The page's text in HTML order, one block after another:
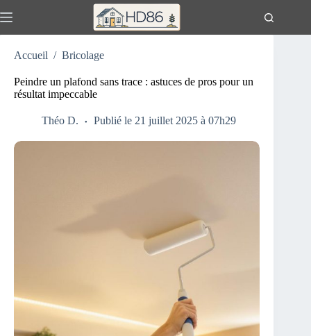
au
Accueil / Bricolage
Peindre un plafond sans trace : astuces de pros pour un
résultat impeccable
Théo D. Publié le 21 juillet 2025 à 07h29